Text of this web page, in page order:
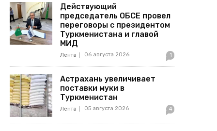
Действующий
председатель ОБСЕ провел
переговоры с президентом
Туркменистана и главой
МИД
Лента 06 августа 2026 1
Астрахань увеличивает
поставки муки в
Туркменистан
Лента 05 августа 2026 4